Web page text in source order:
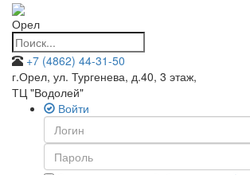
Орел
+7 (4862) 44-31-50
г.Орел, ул. Тургенева, д.40, 3 этаж,
ТЦ "Водолей"
Войти